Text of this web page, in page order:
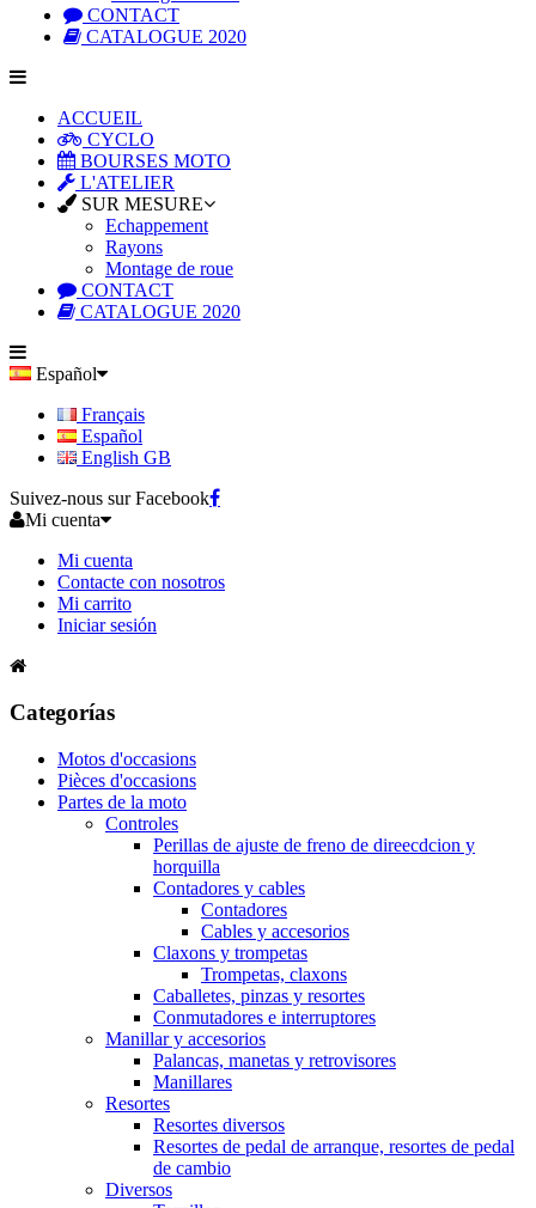
CONTACT
CATALOGUE 2020
ACCUEIL
CYCLO
BOURSES MOTO
L'ATELIER
SUR MESURE
Echappement
Rayons
Montage de roue
CONTACT
CATALOGUE 2020
Español
Français
Español
English GB
Suivez-nous sur Facebook
Mi cuenta
Mi cuenta
Contacte con nosotros
Mi carrito
Iniciar sesión
Categorías
Motos d'occasions
Pièces d'occasions
Partes de la moto
Controles
Perillas de ajuste de freno de direecdcion y
horquilla
Contadores y cables
Contadores
Cables y accesorios
Claxons y trompetas
Trompetas, claxons
Caballetes, pinzas y resortes
Conmutadores e interruptores
Manillar y accesorios
Palancas, manetas y retrovisores
Manillares
Resortes
Resortes diversos
Resortes de pedal de arranque, resortes de pedal
de cambio
Diversos